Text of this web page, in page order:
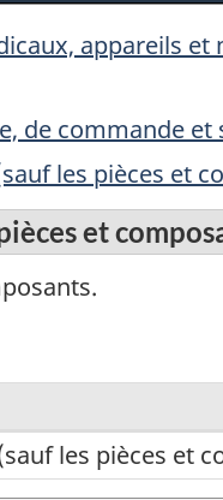
appareils
de commande et
les pièces et
et
les pièces et